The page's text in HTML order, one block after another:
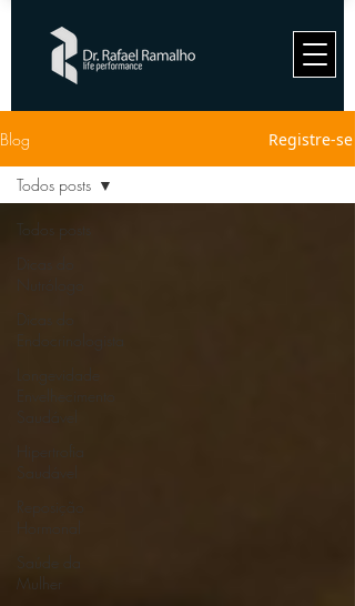
Blog Registre-se
Todos posts
Endocrinologista
Longevidade
Envelhecimento
Hipertrofia
Reposição
Mulher
Todos posts